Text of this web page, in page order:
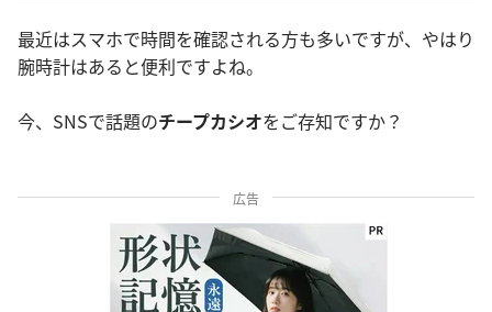
最近はスマホで時間を確認される方も多いですが、やはり
腕時計はあると便利ですよね。
今、SNSで話題のチープカシオをご存知ですか？
広告